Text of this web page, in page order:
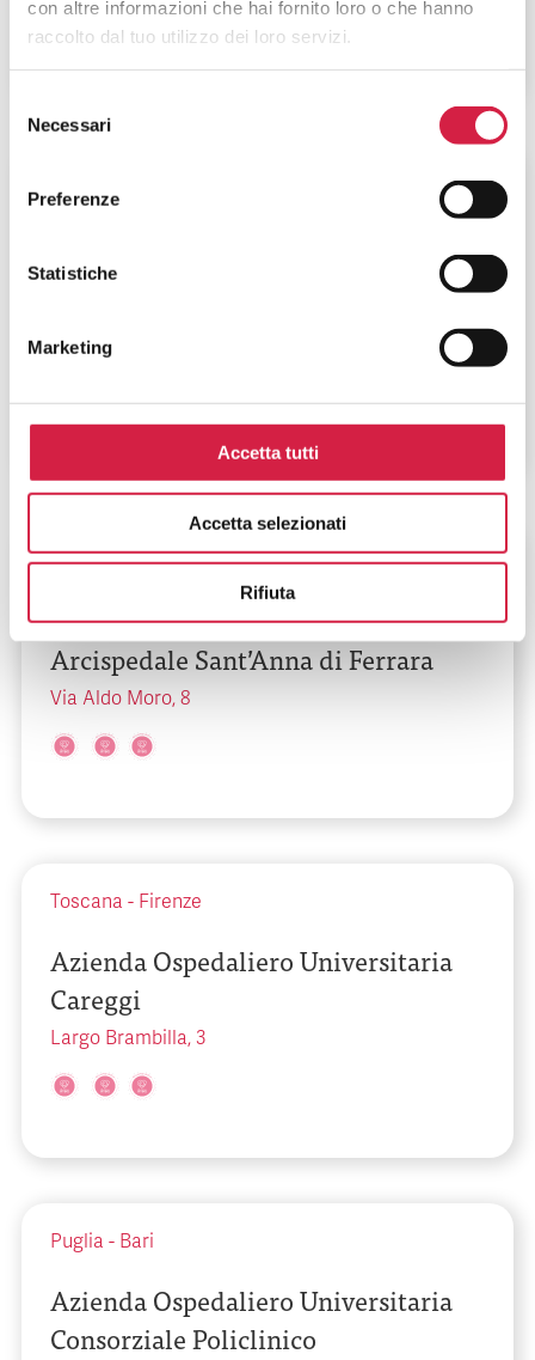
con altre informazioni che hai fornito loro o che hanno
raccolto dal tuo utilizzo dei loro servizi.
delNecessari
Preferenze
Statistiche
Marketing
Accetta tutti
Accetta selezionati
Rifiuta
SS. Antonio e Biagio e Cesare Arrigo
Via Venezia, 16
Emilia-Romagna-Ferrara
Azienda Ospedaliero Universitaria
Arcispedale Sant’Anna di Ferrara
Via Aldo Moro, 8
Toscana - Firenze
Azienda Ospedaliero Universitaria
Careggi
Largo Brambilla, 3
Puglia - Bari
Azienda Ospedaliero Universitaria
Consorziale Policlinico